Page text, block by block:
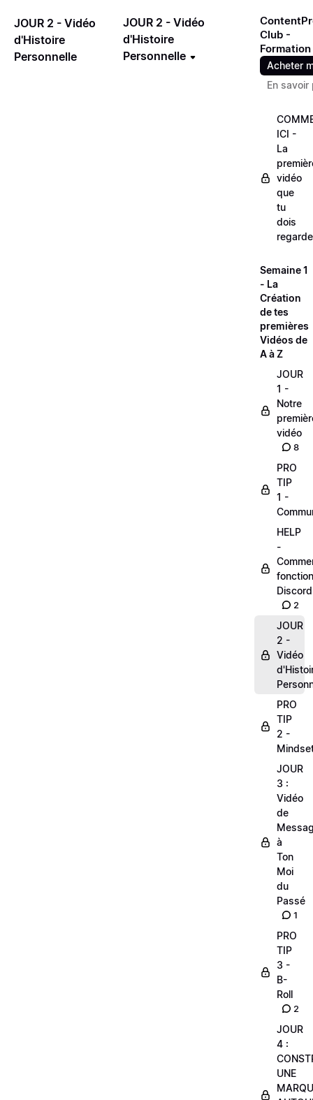
JOUR 2 - Vidéo
d'Histoire
Personnelle
JOUR 2 - Vidéo
d'Histoire
Personnelle
Club -
Formation
Acheter
En savoir
ICI -
La
vidéo
que
tu
dois
Semaine 1
- La
Création
de tes
premières
Vidéos de
A à Z
JOUR
1 -
Notre
vidéo
8
PRO
TIP
1 -
HELP
-
Discord
2
JOUR
2 -
Vidéo
PRO
TIP
2 -
JOUR
3 :
Vidéo
de
à
Ton
Moi
du
Passé
1
PRO
TIP
3 -
B-
Roll
2
JOUR
4 :
UNE